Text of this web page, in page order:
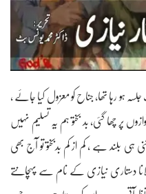
جلسہ ہو رہا تھا، جناح کو معزول کیا جائے ،
پر چھا گئی، بد بختو ہم یہ تسلیم نہیں
بلند ہے ، کم از کم بدبختو تو آج بھی
دستاری نیازی کے نام سے پہچانتے